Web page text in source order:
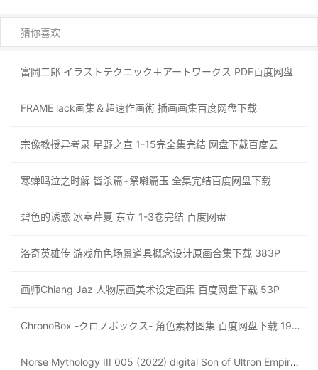
猜你喜欢
富岡二郎 イラストテクニック＋アートワークス PDF百度网盘
FRAME lack画集＆超速作画術 插画画集百度网盘下载
宗像教授异考录 星野之宣 1-15完全集完结 网盘下载百度云
寒蝉鸣泣之时解 皆杀篇+祭囃篇玉 全集完结百度网盘下载
碧色的诱惑 冰室芹夏 东立 1-3卷完结 百度网盘
洛奇英雄传 游戏角色场景道具概念设计原画合集下载 383P
画师Chiang Jaz 人物原画美术设定画集 百度网盘下载 53P
ChronoBox -クロノボックス- 角色素材图集 百度网盘下载 1908P
Norse Mythology III 005 (2022) digital Son of Ultron Empire 漫画 百度网盘